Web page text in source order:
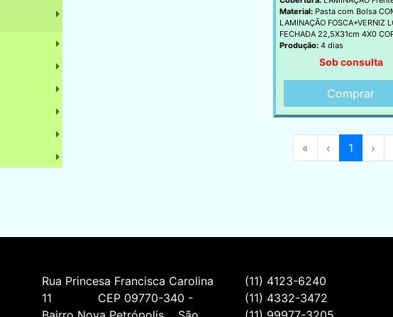
Material:Pasta com Bolsa
LAMINAÇÃO FOSCA+VERNIZ
FECHADA 22,5X31cm 4X0
Produção:4 dias
Sob consulta
Comprar
« ‹ 1 ›
Rua Princesa Francisca Carolina
11             CEP 09770-340 -
(11) 4123-6240
(11) 4332-3472